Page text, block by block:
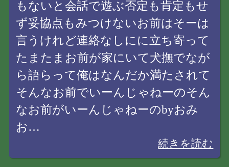
もないと会話で遊ぶ否定も肯定もせ
ず妥協点もみつけないお前はそーは
言うけれど連絡なしにに立ち寄って
たまたまお前が家にいて犬撫でなが
ら語らって俺はなんだか満たされて
そんなお前でいーんじゃねーのそん
なお前がいーんじゃねーのbyおみ
お…
続きを読む